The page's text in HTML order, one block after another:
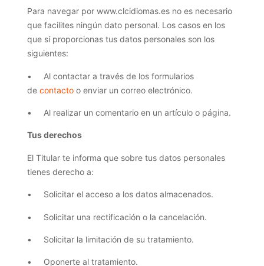
Para navegar por www.clcidiomas.es no es necesario
que facilites ningún dato personal. Los casos en los
que sí proporcionas tus datos personales son los
siguientes:
• Al contactar a través de los formularios
de contacto o enviar un correo electrónico.
• Al realizar un comentario en un artículo o página.
Tus derechos
El Titular te informa que sobre tus datos personales
tienes derecho a:
• Solicitar el acceso a los datos almacenados.
• Solicitar una rectificación o la cancelación.
• Solicitar la limitación de su tratamiento.
• Oponerte al tratamiento.